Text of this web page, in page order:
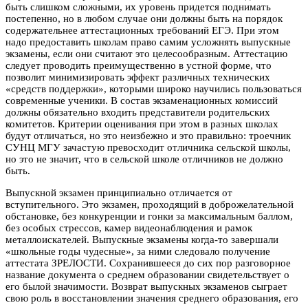
быть слишком сложными, их уровень придется поднимать
постепенно, но в любом случае они должны быть на порядок
содержательнее аттестационных требований ЕГЭ. При этом
надо предоставить школам право самим усложнять выпускные
экзамены, если они считают это целесообразным. Аттестацию
следует проводить преимущественно в устной форме, что
позволит минимизировать эффект различных технических
«средств поддержки», которыми широко научились пользоваться
современные ученики. В состав экзаменационных комиссий
должны обязательно входить представители родительских
комитетов. Критерии оценивания при этом в разных школах
будут отличаться, но это неизбежно и это правильно: троечник
СУНЦ МГУ зачастую превосходит отличника сельской школы,
но это не значит, что в сельской школе отличников не должно
быть.
Выпускной экзамен принципиально отличается от
вступительного. Это экзамен, проходящий в доброжелательной
обстановке, без конкуренции и гонки за максимальным баллом,
без особых стрессов, камер видеонаблюдения и рамок
металлоискателей. Выпускные экзамены когда-то завершали
«школьные годы чудесные», за ними следовало получение
аттестата ЗРЕЛОСТИ. Сохранившееся до сих пор разговорное
название документа о среднем образовании свидетельствует о
его былой значимости. Возврат выпускных экзаменов сыграет
свою роль в восстановлении значения среднего образования, его